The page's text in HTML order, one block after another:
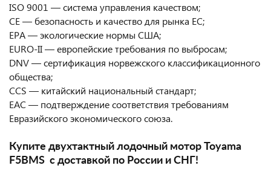
ISO 9001 — система управления качеством;
CE — безопасность и качество для рынка ЕС;
EPA — экологические нормы США;
EURO-II — европейские требования по выбросам;
DNV — сертификация норвежского классификационного
общества;
CCS — китайский национальный стандарт;
EAC — подтверждение соответствия требованиям
Евразийского экономического союза.
Купите двухтактный лодочный мотор Toyama
F5BMS с доставкой по России и СНГ!